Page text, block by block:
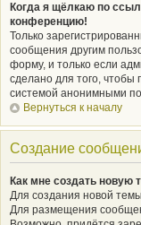
Когда я щёлкаю по
конференцию!
Только
сообщения другим
форму, и только если
сделано для того, чтобы
системой анонимными
Вернуться к началу
Создание
Как мне создать новую
Для создания новой
Для размещения